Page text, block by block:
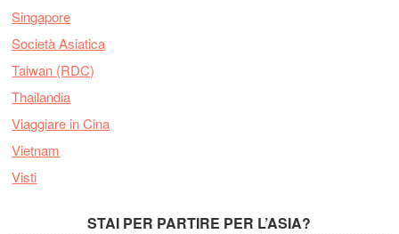
Singapore
Società Asiatica
Taiwan (RDC)
Thailandia
Viaggiare in Cina
Vietnam
Visti
STAI PER PARTIRE PER L’ASIA?